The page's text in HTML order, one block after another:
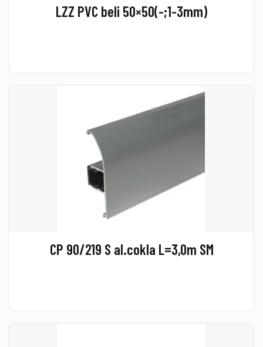
LZZ PVC beli 50×50(-;1-3mm)
CP 90/219 S al.cokla L=3,0m SM